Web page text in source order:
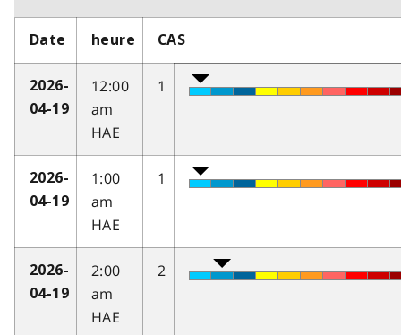
Date heure CAS
2026-
04-19
12:00
am
HAE
1
2026-
04-19
1:00
am
HAE
1
2026-
04-19
2:00
am
HAE
2